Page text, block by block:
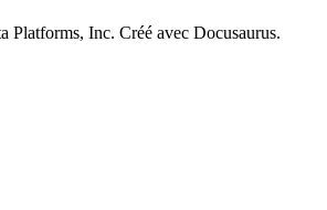
Inc. Créé avec Docusaurus.